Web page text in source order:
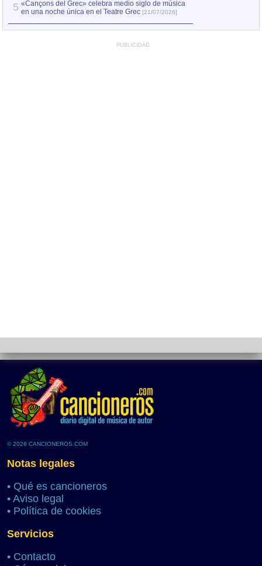
5 «Cançons del Grec» celebra medio siglo de música
en una noche única en el Teatre Grec [21/07/2026]
PUBLICIDAD
© 2026 CANCIONEROS.COM
Notas legales
• Qué es cancioneros
• Aviso legal
• Política de cookies
Servicios
• Contacto